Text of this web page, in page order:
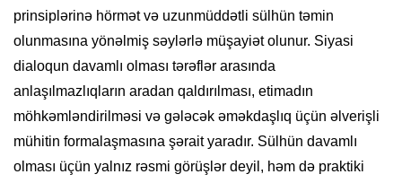
prinsiplərinə hörmət və uzunmüddətli sülhün təmin
olunmasına yönəlmiş səylərlə müşayiət olunur. Siyasi
dialoqun davamlı olması tərəflər arasında
anlaşılmazlıqların aradan qaldırılması, etimadın
möhkəmləndirilməsi və gələcək əməkdaşlıq üçün əlverişli
mühitin formalaşmasına şərait yaradır. Sülhün davamlı
olması üçün yalnız rəsmi görüşlər deyil, həm də praktiki